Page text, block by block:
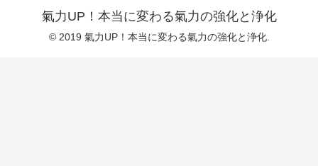
氣力UP！本当に変わる氣力の強化と浄化
© 2019 氣力UP！本当に変わる氣力の強化と浄化.